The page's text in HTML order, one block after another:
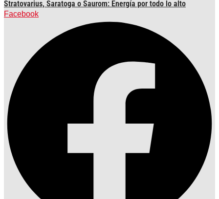
Stratovarius, Saratoga o Saurom: Energía por todo lo alto
Facebook